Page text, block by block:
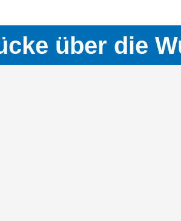
über die